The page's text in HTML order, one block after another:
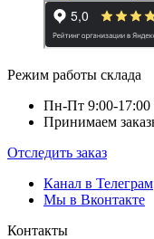
Режим работы склада
Пн-Пт 9:00-17:00
Принимаем
Отследить заказ
Канал в Телеграм
Мы в Вконтакте
Контакты